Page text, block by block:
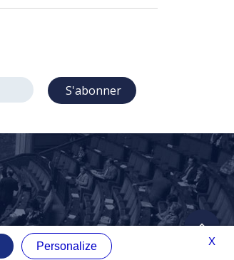
S'abonner
X
Personalize